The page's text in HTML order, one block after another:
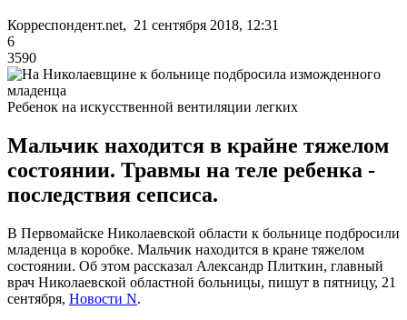
Корреспондент.net, 21 сентября 2018, 12:31
6
3590
Ребенок на искусственной вентиляции легких
Мальчик находится в крайне тяжелом
состоянии. Травмы на теле ребенка -
последствия сепсиса.
В Первомайске Николаевской области к больнице подбросили
младенца в коробке. Мальчик находится в кране тяжелом
состоянии. Об этом рассказал Александр Плиткин, главный
врач Николаевской областной больницы, пишут в пятницу, 21
сентября, Новости N.